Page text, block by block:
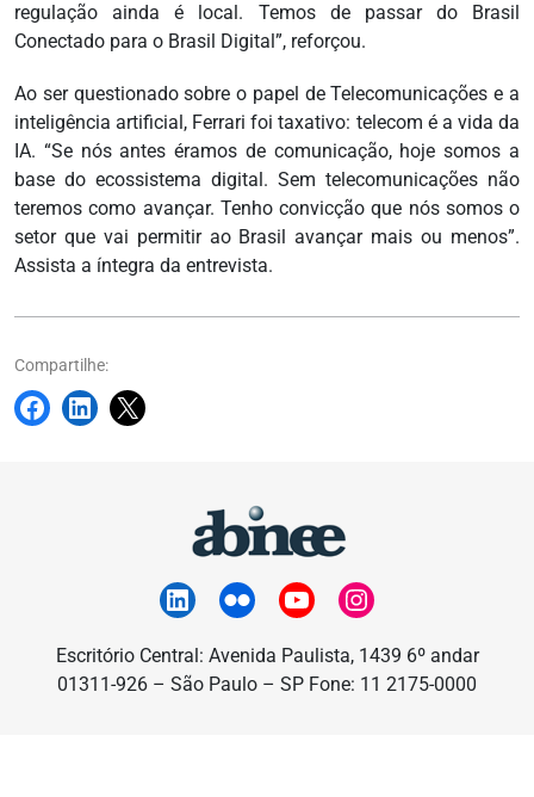
regulação ainda é local. Temos de passar do Brasil
Conectado para o Brasil Digital”, reforçou.
Ao ser questionado sobre o papel de Telecomunicações e a
inteligência artificial, Ferrari foi taxativo: telecom é a vida da
IA. “Se nós antes éramos de comunicação, hoje somos a
base do ecossistema digital. Sem telecomunicações não
teremos como avançar. Tenho convicção que nós somos o
setor que vai permitir ao Brasil avançar mais ou menos”.
Assista a íntegra da entrevista.
Compartilhe:
Escritório Central: Avenida Paulista, 1439 6º andar
01311-926 – São Paulo – SP Fone: 11 2175-0000